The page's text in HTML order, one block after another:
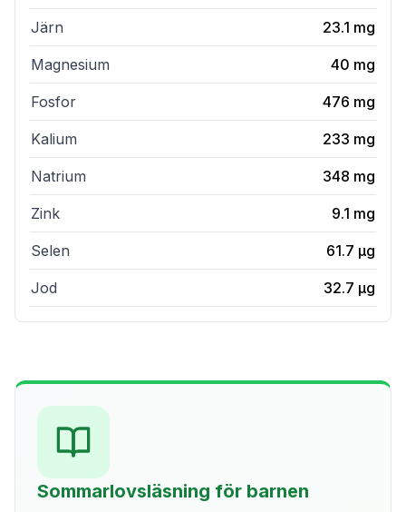
Järn 23.1 mg
Magnesium 40 mg
Fosfor 476 mg
Kalium 233 mg
Natrium 348 mg
Zink 9.1 mg
Selen 61.7 µg
Jod 32.7 µg
Sommarlovsläsning för barnen